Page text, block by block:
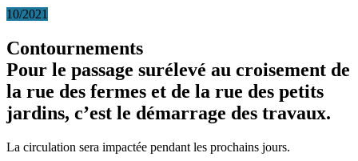
10/2021
Contournements
Pour le passage surélevé au croisement de
la rue des fermes et de la rue des petits
jardins, c’est le démarrage des travaux.
La circulation sera impactée pendant les prochains jours.